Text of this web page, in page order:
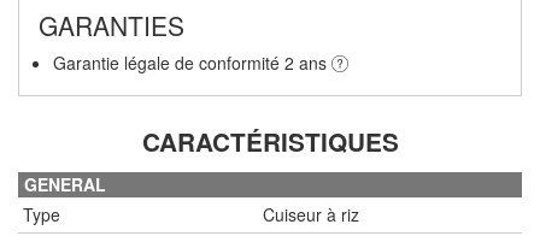
GARANTIES
Garantie légale de conformité 2 ans
CARACTÉRISTIQUES
GENERAL
Type
Cuiseur à riz